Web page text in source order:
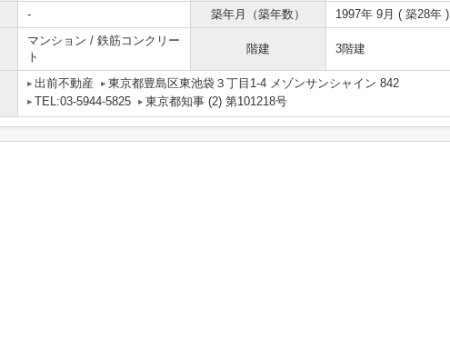
- 築年月（築年数） 1997年 9月 ( 築28年 )
マンション / 鉄筋コンクリー
ト
階建 3階建
出前不動産
東京都豊島区東池袋３丁目1-4 メゾンサンシャイン 842
TEL:03-5944-5825
東京都知事 (2) 第101218号